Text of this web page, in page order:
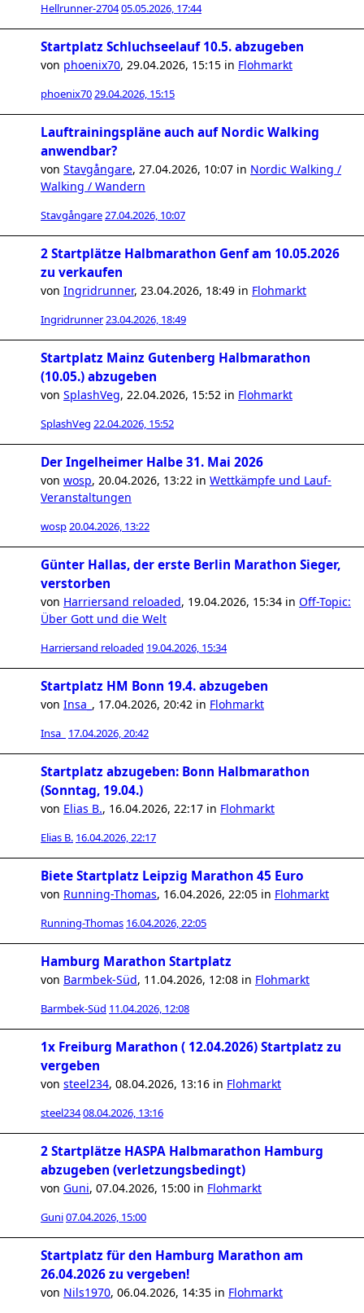
Hellrunner-270405.05.2026, 17:44
Startplatz Schluchseelauf 10.5. abzugeben
von phoenix70, 29.04.2026, 15:15 in Flohmarkt
phoenix7029.04.2026, 15:15
Lauftrainingspläne auch auf Nordic Walking
anwendbar?
von Stavgångare, 27.04.2026, 10:07 in Nordic Walking /
Walking / Wandern
Stavgångare27.04.2026, 10:07
2 Startplätze Halbmarathon Genf am 10.05.2026
zu verkaufen
von Ingridrunner, 23.04.2026, 18:49 in Flohmarkt
Ingridrunner23.04.2026, 18:49
Startplatz Mainz Gutenberg Halbmarathon
(10.05.) abzugeben
von SplashVeg, 22.04.2026, 15:52 in Flohmarkt
SplashVeg 22.04.2026, 15:52
Der Ingelheimer Halbe 31. Mai 2026
von wosp, 20.04.2026, 13:22 in Wettkämpfe und Lauf-
Veranstaltungen
wosp20.04.2026, 13:22
Günter Hallas, der erste Berlin Marathon Sieger,
verstorben
von Harriersand reloaded, 19.04.2026, 15:34 in Off-Topic:
Über Gott und die Welt
Harriersand reloaded 19.04.2026, 15:34
Startplatz HM Bonn 19.4. abzugeben
von Insa_ , 17.04.2026, 20:42 in Flohmarkt
Insa_ 17.04.2026, 20:42
Startplatz abzugeben: Bonn Halbmarathon
(Sonntag, 19.04.)
von Elias B., 16.04.2026, 22:17 in Flohmarkt
Elias B. 16.04.2026, 22:17
Biete Startplatz Leipzig Marathon 45 Euro
von Running-Thomas, 16.04.2026, 22:05 in Flohmarkt
Running-Thomas 16.04.2026, 22:05
Hamburg Marathon Startplatz
von Barmbek-Süd, 11.04.2026, 12:08 in Flohmarkt
Barmbek-Süd 11.04.2026, 12:08
1x Freiburg Marathon ( 12.04.2026) Startplatz zu
vergeben
von steel234, 08.04.2026, 13:16 in Flohmarkt
steel23408.04.2026, 13:16
2 Startplätze HASPA Halbmarathon Hamburg
abzugeben (verletzungsbedingt)
von Guni, 07.04.2026, 15:00 in Flohmarkt
Guni07.04.2026, 15:00
Startplatz für den Hamburg Marathon am
26.04.2026 zu vergeben!
von Nils1970, 06.04.2026, 14:35 in Flohmarkt